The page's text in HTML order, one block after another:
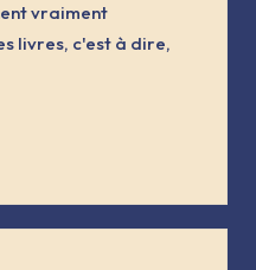
vraiment
livres, c'est à dire,